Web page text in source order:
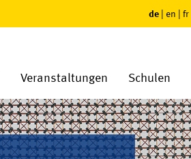
de | en | fr
Veranstaltungen Schulen